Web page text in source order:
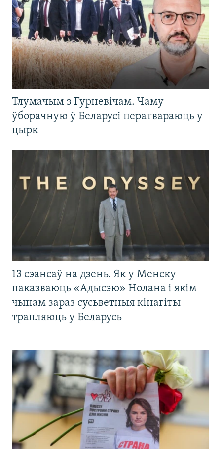
Тлумачым з Гурневічам. Чаму
ўборачную ў Беларусі ператвараюць у
цырк
13 сэансаў на дзень. Як у Менску
паказваюць «Адысэю» Нолана і якім
чынам зараз сусьветныя кінагіты
трапляюць у Беларусь